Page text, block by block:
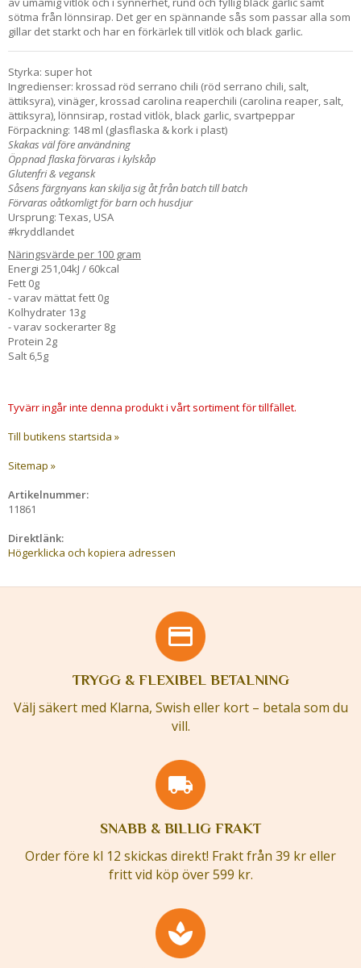
sötma från lönnsirap. Det ger en spännande sås som passar alla som
gillar det starkt och har en förkärlek till vitlök och black garlic.
Styrka: super hot
Ingredienser: krossad röd serrano chili (röd serrano chili, salt,
ättiksyra), vinäger, krossad carolina reaperchili (carolina reaper, salt,
ättiksyra), lönnsirap, rostad vitlök, black garlic, svartpeppar
Förpackning: 148 ml (glasflaska & kork i plast)
Skakas väl före användning
Öppnad flaska förvaras i kylskåp
Glutenfri & vegansk
Såsens färgnyans kan skilja sig åt från batch till batch
Förvaras oåtkomligt för barn och husdjur
Ursprung: Texas, USA
#kryddlandet
Näringsvärde per 100 gram
Energi 251,04kJ / 60kcal
Fett 0g
- varav mättat fett 0g
Kolhydrater 13g
- varav sockerarter 8g
Protein 2g
Salt 6,5g
Tyvärr ingår inte denna produkt i vårt sortiment för tillfället.
Till butikens startsida »
Sitemap »
Artikelnummer:
11861
Direktlänk:
Högerklicka och kopiera adressen
TRYGG & FLEXIBEL BETALNING
Välj säkert med Klarna, Swish eller kort – betala som du
vill.
SNABB & BILLIG FRAKT
Order före kl 12 skickas direkt! Frakt från 39 kr eller
fritt vid köp över 599 kr.